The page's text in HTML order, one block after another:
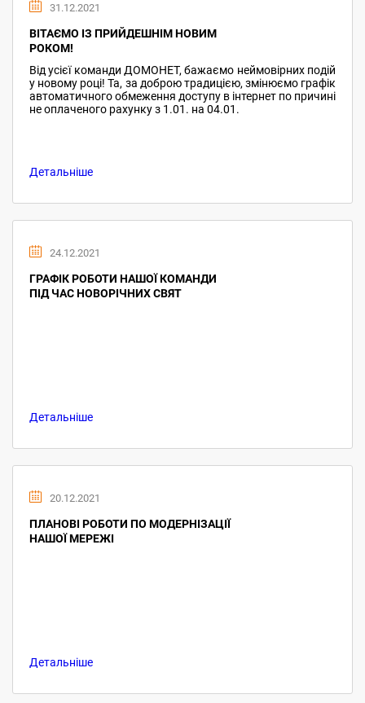
31.12.2021
ВІТАЄМО ІЗ ПРИЙДЕШНІМ НОВИМ
РОКОМ!
Від усієї команди ДОМОНЕТ, бажаємо неймовірних подій
у новому році! Та, за доброю традицією, змінюємо графік
автоматичного обмеження доступу в інтернет по причині
не оплаченого рахунку з 1.01. на 04.01.
Детальніше
24.12.2021
ГРАФІК РОБОТИ НАШОЇ КОМАНДИ
ПІД ЧАС НОВОРІЧНИХ СВЯТ
Детальніше
20.12.2021
ПЛАНОВІ РОБОТИ ПО МОДЕРНІЗАЦІЇ
НАШОЇ МЕРЕЖІ
Детальніше